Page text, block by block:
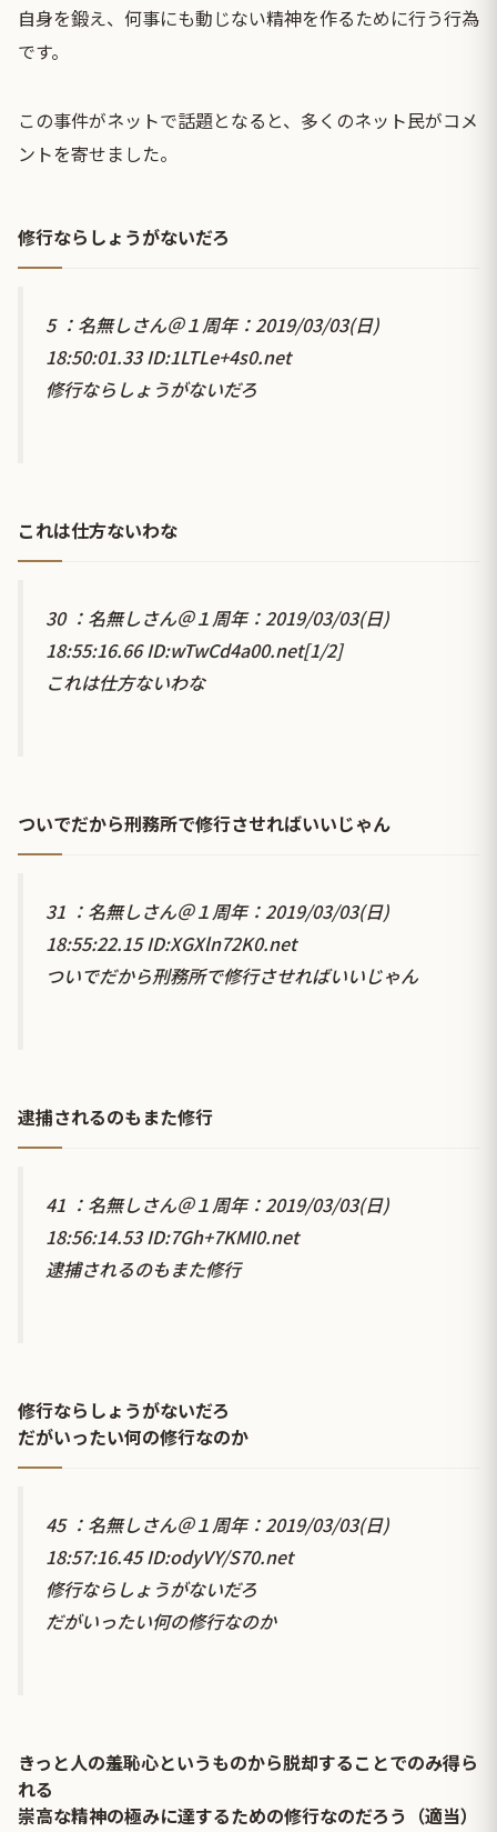
自身を鍛え、何事にも動じない精神を作るために行う行為
です。
この事件がネットで話題となると、多くのネット民がコメ
ントを寄せました。
修行ならしょうがないだろ
5 ：名無しさん＠１周年：2019/03/03(日)
18:50:01.33 ID:1LTLe+4s0.net
修行ならしょうがないだろ
これは仕方ないわな
30 ：名無しさん＠１周年：2019/03/03(日)
18:55:16.66 ID:wTwCd4a00.net[1/2]
これは仕方ないわな
ついでだから刑務所で修行させればいいじゃん
31 ：名無しさん＠１周年：2019/03/03(日)
18:55:22.15 ID:XGXln72K0.net
ついでだから刑務所で修行させればいいじゃん
逮捕されるのもまた修行
41 ：名無しさん＠１周年：2019/03/03(日)
18:56:14.53 ID:7Gh+7KMI0.net
逮捕されるのもまた修行
修行ならしょうがないだろ
だがいったい何の修行なのか
45 ：名無しさん＠１周年：2019/03/03(日)
18:57:16.45 ID:odyVY/S70.net
修行ならしょうがないだろ
だがいったい何の修行なのか
きっと人の羞恥心というものから脱却することでのみ得ら
れる
崇高な精神の極みに達するための修行なのだろう（適当）